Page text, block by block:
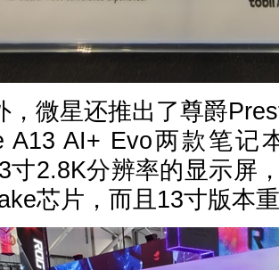
星还推出了尊爵
A13 AI+ Evo两款笔记
寸2.8K分辨率的显示屏
芯片，而且13寸版本